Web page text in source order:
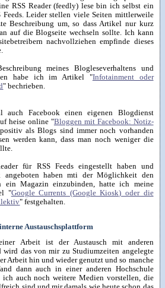
RSS Reader (feedly) lese bin ich selbst ein
Feeds. Leider stellen viele Seiten mittlerweile
Beschreibung um, so dass Artikel nur kurz
auf die Blogseite wechseln sollte. Ich kann
nachvollziehen empfinde dieses
meines Blogleseverhaltens und
habe ich im Artikel "Infotainment oder
" bechrieben.
auch Facebook einen eigenen Blogdienst
heise online "Bloggen mit Facebook: Notiz-
als Blogs sind immer noch vorhanden
werden kann, dass man noch weniger die
für RSS Feeds eingestellt haben und
angeboten haben mti der Möglichkeit den
ein Magazin einzubinden, hatte ich meine
"Google Currents (Google Kiosk) oder die
" festgehalten.
Austauschsplattform
Arbeit ist der Austausch mit anderen
wird das von mir zu Studiumzeiten angelegte
Arbeit hin und wieder genutzt und so manche
dann auch in einer anderen Hochschule
ich auch noch weitere Medien vorstellen, die